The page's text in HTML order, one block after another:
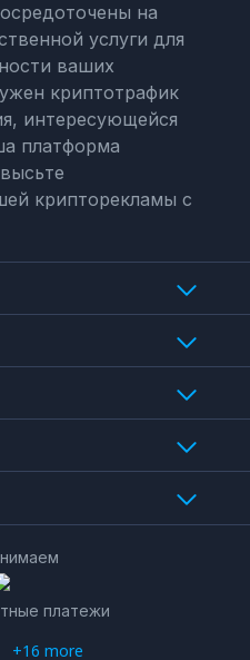
на
услуги для
ваших
криптотрафик
интересующейся
платформа
крипторекламы с
платежи
+16 more